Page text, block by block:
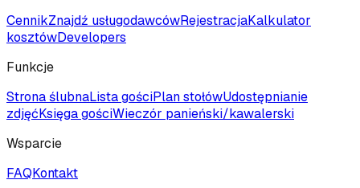
CennikZnajdź usługodawcówRejestracjaKalkulator
kosztówDevelopers
Funkcje
Strona ślubnaLista gościPlan stołówUdostępnianie
zdjęćKsięga gościWieczór panieński/kawalerski
Wsparcie
FAQKontakt